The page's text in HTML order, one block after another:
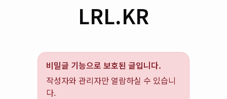
LRL.KR
비밀글 기능으로 보호된 글입니다.
작성자와 관리자만 열람하실 수 있습니
다.